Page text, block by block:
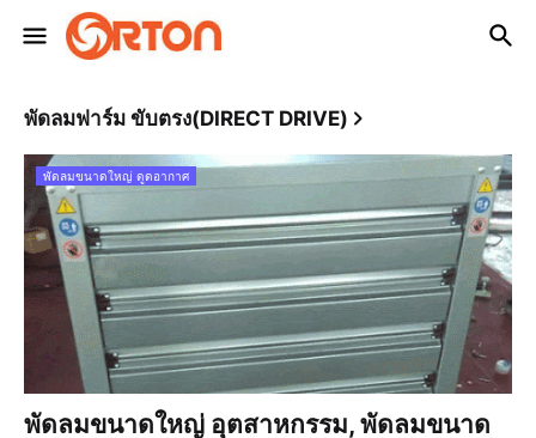
พัดลมฟาร์ม ขับตรง(DIRECT DRIVE)
พัดลมขนาดใหญ่ ดูดอากาศ
พัดลมขนาดใหญ่ อุตสาหกรรม, พัดลมขนาด